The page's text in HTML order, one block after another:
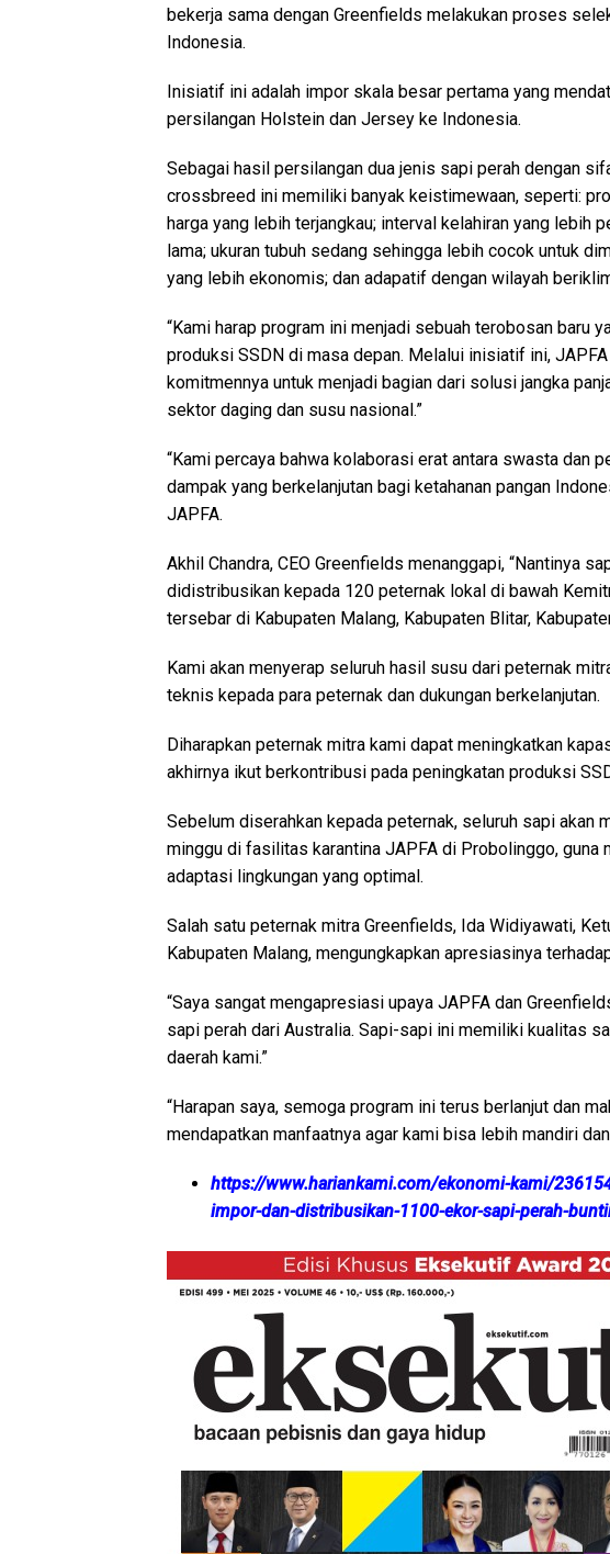
bekerja sama dengan Greenfields melakukan proses
Indonesia.
Inisiatif ini adalah impor skala besar pertama yang
persilangan Holstein dan Jersey ke Indonesia.
Sebagai hasil persilangan dua jenis sapi perah dengan
crossbreed ini memiliki banyak keistimewaan, seperti:
harga yang lebih terjangkau; interval kelahiran yang lebih
lama; ukuran tubuh sedang sehingga lebih cocok untuk
yang lebih ekonomis; dan adapatif dengan wilayah
“Kami harap program ini menjadi sebuah terobosan baru
produksi SSDN di masa depan. Melalui inisiatif ini,
komitmennya untuk menjadi bagian dari solusi jangka
sektor daging dan susu nasional.”
“Kami percaya bahwa kolaborasi erat antara swasta dan
dampak yang berkelanjutan bagi ketahanan pangan
JAPFA.
Akhil Chandra, CEO Greenfields menanggapi, “Nantinya
didistribusikan kepada 120 peternak lokal di bawah
tersebar di Kabupaten Malang, Kabupaten Blitar,
Kami akan menyerap seluruh hasil susu dari peternak
teknis kepada para peternak dan dukungan berkelanjutan.
Diharapkan peternak mitra kami dapat meningkatkan
akhirnya ikut berkontribusi pada peningkatan produksi
Sebelum diserahkan kepada peternak, seluruh sapi akan
minggu di fasilitas karantina JAPFA di Probolinggo, guna
adaptasi lingkungan yang optimal.
Salah satu peternak mitra Greenfields, Ida Widiyawati,
Kabupaten Malang, mengungkapkan apresiasinya
“Saya sangat mengapresiasi upaya JAPFA dan
sapi perah dari Australia. Sapi-sapi ini memiliki kualitas
daerah kami.”
“Harapan saya, semoga program ini terus berlanjut dan
mendapatkan manfaatnya agar kami bisa lebih mandiri
https://www.hariankami.com/ekonomi-kami/
impor-dan-distribusikan-1100-ekor-sapi-perah-